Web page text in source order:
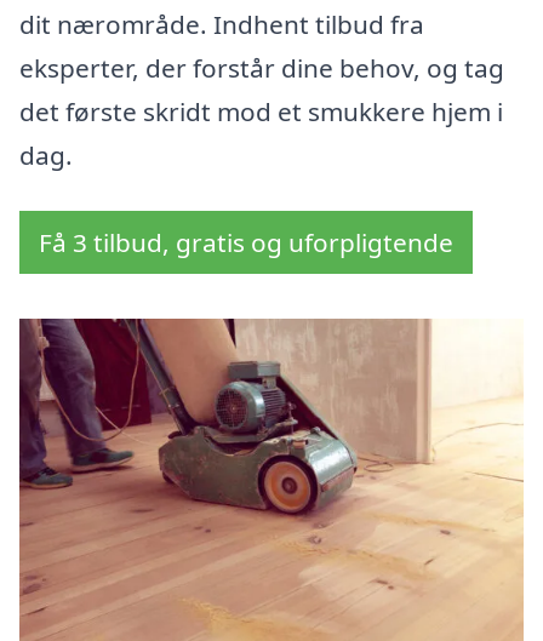
dit nærområde. Indhent tilbud fra
eksperter, der forstår dine behov, og tag
det første skridt mod et smukkere hjem i
dag.
Få 3 tilbud, gratis og uforpligtende